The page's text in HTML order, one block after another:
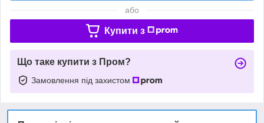
або
Купити з
Що таке купити з Пром?
Замовлення під захистом